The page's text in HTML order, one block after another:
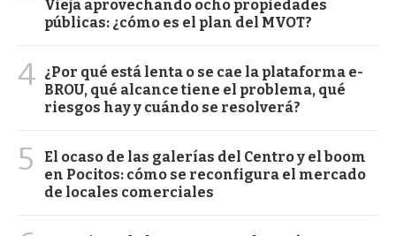
Vieja aprovechando ocho propiedades
públicas: ¿cómo es el plan del MVOT?
4 ¿Por qué está lenta o se cae la plataforma e-
BROU, qué alcance tiene el problema, qué
riesgos hay y cuándo se resolverá?
5
El ocaso de las galerías del Centro y el boom
en Pocitos: cómo se reconfigura el mercado
de locales comerciales